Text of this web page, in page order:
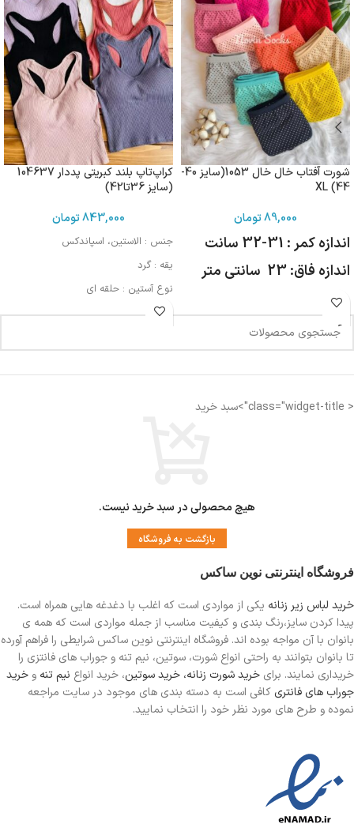
شورت آفتاب خال خال 1053(سایز 40-
44) XL
89,000تومان
اندازه کمر : 31-32 سانت
اندازه فاق: 23 سانتی متر
کراپ‌تاپ بلند کبریتی پددار 104637
(سایز 36تا42)
843,000تومان
جنس : الاستین، اسپاندکس
یقه : گرد
نوع آستین : حلقه ای
مورد استفاده : اسپرت، روزمره، مهمانی
< class="widget-title">سبد خرید
هیچ محصولی در سبد خرید نیست.
بازگشت به فروشگاه
فروشگاه اینترنتی نوین ساکس
خرید لباس زیر زنانه یکی از مواردی است که اغلب با دغدغه هایی همراه است.
پیدا کردن سایز،رنگ بندی و کیفیت مناسب از جمله مواردی است که همه ی
بانوان با آن مواجه بوده اند. فروشگاه اینترنتی نوین ساکس شرایطی را فراهم آورده
تا بانوان بتوانند به راحتی انواع شورت، سوتین، نیم تنه و جوراب های فانتزی را
خریداری نمایند. برای خرید شورت زنانه، خرید سوتین، خرید انواع نیم تنه و خرید
جوراب های فانتری کافی است به دسته بندی های موجود در سایت مراجعه
نموده و طرح های مورد نظر خود را انتخاب نمایید.